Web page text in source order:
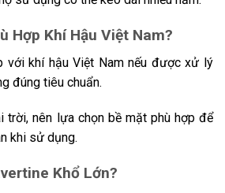
Hợp Khí Hậu Việt Nam?
với khí hậu Việt Nam nếu được xử lý
đúng tiêu chuẩn.
trời, nên lựa chọn bề mặt phù hợp để
khi sử dụng.
Khổ Lớn?